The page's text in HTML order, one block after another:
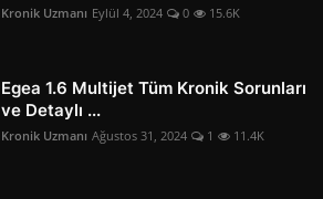
Kronik Uzmanı Eylül 4, 2024 0 15.6K
Egea 1.6 Multijet Tüm Kronik Sorunları
ve Detaylı ...
Kronik Uzmanı Ağustos 31, 2024 1 11.4K